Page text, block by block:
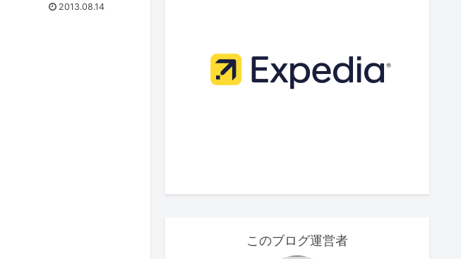
2013.08.14
このブログ運営者